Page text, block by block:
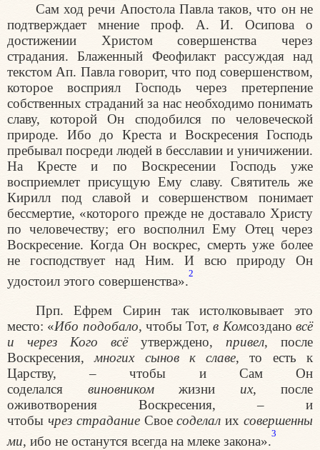
Сам ход речи Апостола Павла таков, что он не
подтверждает мнение проф. А. И. Осипова о
достижении Христом совершенства через
страдания. Блаженный Феофилакт рассуждая над
текстом Ап. Павла говорит, что под совершенством,
которое восприял Господь через претерпение
собственных страданий за нас необходимо понимать
славу, которой Он сподобился по человеческой
природе. Ибо до Креста и Воскресения Господь
пребывал посреди людей в бесславии и уничижении.
На Кресте и по Воскресении Господь уже
восприемлет присущую Ему славу. Святитель же
Кирилл под славой и совершенством понимает
бессмертие, «которого прежде не доставало Христу
по человечеству; его восполнил Ему Отец через
Воскресение. Когда Он воскрес, смерть уже более
не господствует над Ним. И всю природу Он
удостоил этого совершенства».
2
Прп. Ефрем Сирин так истолковывает это
место: «Ибо подобало, чтобы Тот,в Комсоздановсё
и через Кого всё утверждено, привел, после
Воскресения,многих сынов к славе, то есть к
Царству, – чтобы и Сам Он
соделался виновникомжизни их, после
оживотворения Воскресения, – и
чтобы чрез страдание Своесоделал ихсовершенны
ми, ибо не останутся всегда на млеке закона».
3